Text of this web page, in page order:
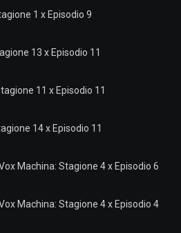
1 x Episodio 9
13 x Episodio 11
11 x Episodio 11
14 x Episodio 11
Machina: Stagione 4 x Episodio 6
Machina: Stagione 4 x Episodio 4